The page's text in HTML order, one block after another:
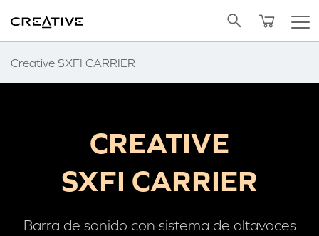
Creative SXFI CARRIER
Volver arriba
CREATIVE
SXFI CARRIER
Barra de sonido con sistema de altavoces